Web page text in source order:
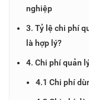
nghiệp
3. Tỷ lệ chi phí
là hợp lý?
4. Chi phí quản
4.1 Chi phí